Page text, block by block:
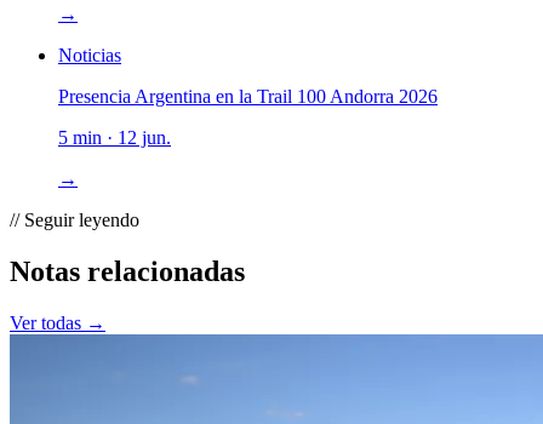
→
Noticias
Presencia Argentina en la Trail 100 Andorra 2026
5 min · 12 jun.
→
// Seguir leyendo
Notas relacionadas
Ver todas →